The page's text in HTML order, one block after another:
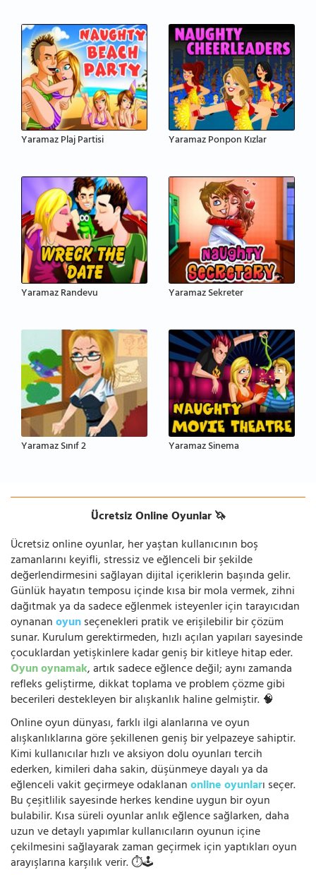
Yaramaz Plaj Partisi Yaramaz Ponpon Kızlar
Yaramaz Randevu Yaramaz Sekreter
Yaramaz Sınıf 2 Yaramaz Sinema
Ücretsiz Online Oyunlar 🦄
Ücretsiz online oyunlar, her yaştan kullanıcının boş
zamanlarını keyifli, stressiz ve eğlenceli bir şekilde
değerlendirmesini sağlayan dijital içeriklerin başında gelir.
Günlük hayatın temposu içinde kısa bir mola vermek, zihni
dağıtmak ya da sadece eğlenmek isteyenler için tarayıcıdan
oynananoyunseçenekleri pratik ve erişilebilir bir çözüm
sunar. Kurulum gerektirmeden, hızlı açılan yapıları sayesinde
çocuklardan yetişkinlere kadar geniş bir kitleye hitap eder.
Oyun oynamak, artık sadece eğlence değil; aynı zamanda
refleks geliştirme, dikkat toplama ve problem çözme gibi
becerileri destekleyen bir alışkanlık haline gelmiştir. 🧠
Online oyun dünyası, farklı ilgi alanlarına ve oyun
alışkanlıklarına göre şekillenen geniş bir yelpazeye sahiptir.
Kimi kullanıcılar hızlı ve aksiyon dolu oyunları tercih
ederken, kimileri daha sakin, düşünmeye dayalı ya da
eğlenceli vakit geçirmeye odaklananonline oyunları seçer.
Bu çeşitlilik sayesinde herkes kendine uygun bir oyun
bulabilir. Kısa süreli oyunlar anlık eğlence sağlarken, daha
uzun ve detaylı yapımlar kullanıcıların oyunun içine
çekilmesini sağlayarak zaman geçirmek için yaptıkları oyun
arayışlarına karşılık verir. ⏱️🕹️